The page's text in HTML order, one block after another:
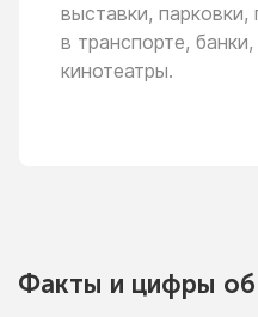
выставки,
в транспорте,
кинотеатры.
Факты и цифры